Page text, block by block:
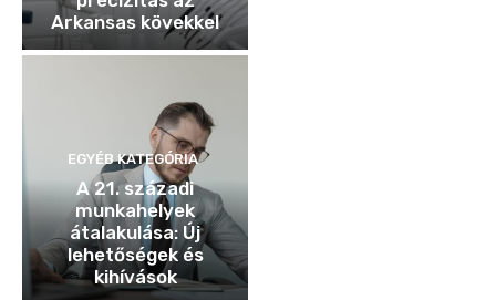
Arkansas kövekkel
EGYÉB KATEGÓRIA
A 21. századi
munkahelyek
átalakulása: Új
lehetőségek és
kihívások